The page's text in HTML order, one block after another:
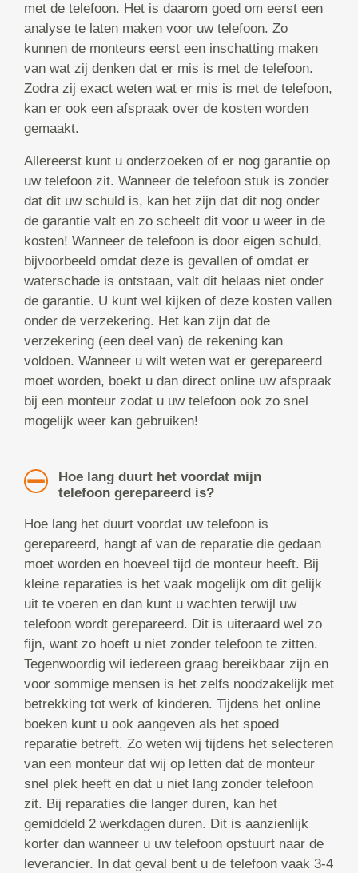
met de telefoon. Het is daarom goed om eerst een
analyse te laten maken voor uw telefoon. Zo
kunnen de monteurs eerst een inschatting maken
van wat zij denken dat er mis is met de telefoon.
Zodra zij exact weten wat er mis is met de telefoon,
kan er ook een afspraak over de kosten worden
gemaakt.
Allereerst kunt u onderzoeken of er nog garantie op
uw telefoon zit. Wanneer de telefoon stuk is zonder
dat dit uw schuld is, kan het zijn dat dit nog onder
de garantie valt en zo scheelt dit voor u weer in de
kosten! Wanneer de telefoon is door eigen schuld,
bijvoorbeeld omdat deze is gevallen of omdat er
waterschade is ontstaan, valt dit helaas niet onder
de garantie. U kunt wel kijken of deze kosten vallen
onder de verzekering. Het kan zijn dat de
verzekering (een deel van) de rekening kan
voldoen. Wanneer u wilt weten wat er gerepareerd
moet worden, boekt u dan direct online uw afspraak
bij een monteur zodat u uw telefoon ook zo snel
mogelijk weer kan gebruiken!
Hoe lang duurt het voordat mijn
telefoon gerepareerd is?
Hoe lang het duurt voordat uw telefoon is
gerepareerd, hangt af van de reparatie die gedaan
moet worden en hoeveel tijd de monteur heeft. Bij
kleine reparaties is het vaak mogelijk om dit gelijk
uit te voeren en dan kunt u wachten terwijl uw
telefoon wordt gerepareerd. Dit is uiteraard wel zo
fijn, want zo hoeft u niet zonder telefoon te zitten.
Tegenwoordig wil iedereen graag bereikbaar zijn en
voor sommige mensen is het zelfs noodzakelijk met
betrekking tot werk of kinderen. Tijdens het online
boeken kunt u ook aangeven als het spoed
reparatie betreft. Zo weten wij tijdens het selecteren
van een monteur dat wij op letten dat de monteur
snel plek heeft en dat u niet lang zonder telefoon
zit. Bij reparaties die langer duren, kan het
gemiddeld 2 werkdagen duren. Dit is aanzienlijk
korter dan wanneer u uw telefoon opstuurt naar de
leverancier. In dat geval bent u de telefoon vaak 3-4